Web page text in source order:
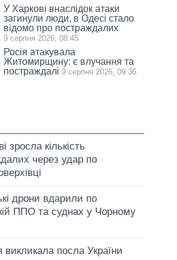
У Харкові внаслідок атаки
загинули люди, в Одесі стало
відомо про постраждалих
9 серпня 2026, 08:45
Росія атакувала
Житомирщину: є влучання та
постраждалі 9 серпня 2026, 09:36
зросла кількість
через удар по
дрони вдарили по
ППО та суднах у Чорному
викликала посла України